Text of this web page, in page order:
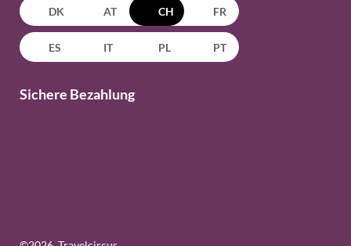
DK AT CH FR
ES IT PL PT
Sichere Bezahlung